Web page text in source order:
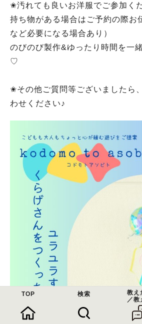
✬汚れても良いお洋服でご参加く
持ち物がある場合はご予約の際お
など必要になる場合あり）
のびのび製作&ゆったり時間を一
♡
✬その他ご質問等ございましたら
わせください♪
TOP 検索
教え
／教